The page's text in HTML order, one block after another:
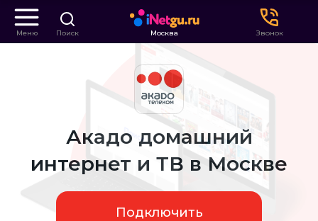
Меню Поиск Москва Звонок
Акадо домашний
интернет и ТВ в Москве
Подключить